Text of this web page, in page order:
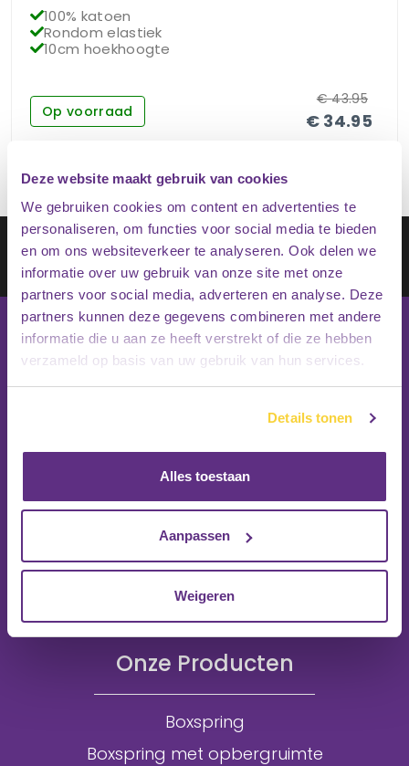
Deze website maakt gebruik van cookies
We gebruiken cookies om content en advertenties te
personaliseren, om functies voor social media te bieden
en om ons websiteverkeer te analyseren. Ook delen we
informatie over uw gebruik van onze site met onze
partners voor social media, adverteren en analyse. Deze
partners kunnen deze gegevens combineren met andere
informatie die u aan ze heeft verstrekt of die ze hebben
verzameld op basis van uw gebruik van hun services.
Details tonen
Alles toestaan
Aanpassen
Weigeren
100% katoen
Rondom elastiek
10cm hoekhoogte
Op voorraad € 34.95
€43.95
Schrijf je in op onze nieuwsbrief
Inschrijven
Onze Producten
Boxspring
Boxspring met opbergruimte